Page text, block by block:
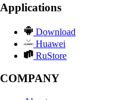
Applications
Download
Huawei
RuStore
COMPANY